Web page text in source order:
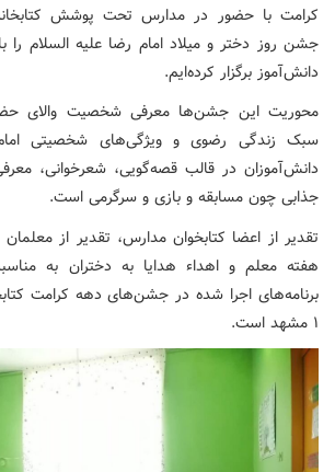
کرامت با حضور در مدارس تحت پوشش
دانش‌آموز برگزار کرده‌ایم.
محوریت این جشن‌ها معرفی شخصیت والای
سبک زندگی رضوی و ویژگی‌های شخصیتی امام
دانش‌آموزان در قالب قصه‌گویی، شعرخوانی،
جذابی چون مسابقه و بازی و سرگرمی است.
تقدیر از اعضا کتابخوان مدارس، تقدیر از
هفته معلم و اهداء هدایا به دختران به
برنامه‌های اجرا شده در جشن‌های دهه کرامت
۱ مشهد است.